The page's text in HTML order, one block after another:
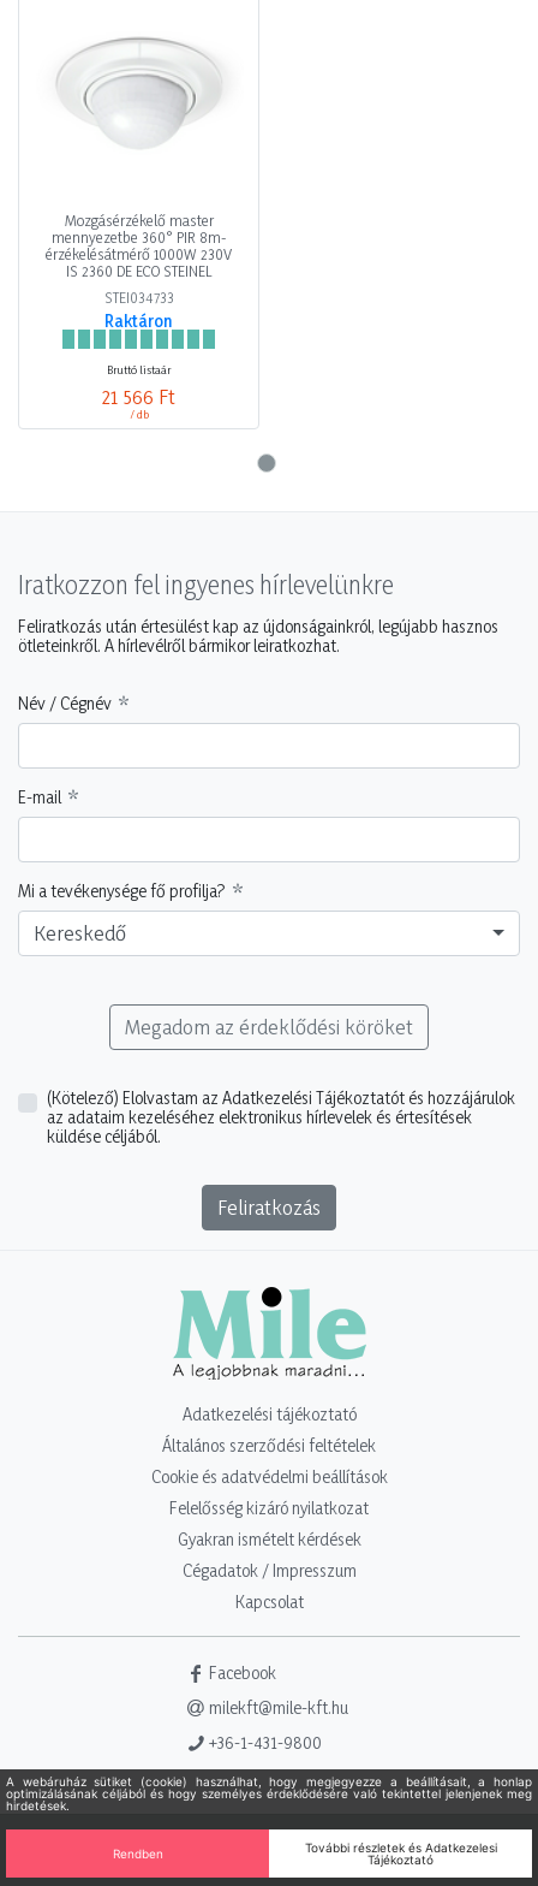
Mozgásérzékelő master
mennyezetbe 360° PIR 8m-
érzékelésátmérő 1000W 230V
IS 2360 DE ECO STEINEL
STEI034733
Raktáron
Bruttó listaár
21 566 Ft
/ db
Iratkozzon fel ingyenes hírlevelünkre
Feliratkozás után értesülést kap az újdonságainkról, legújabb hasznos
ötleteinkről. A hírlevélről bármikor leiratkozhat.
Név / Cégnév
E-mail
Mi a tevékenysége fő profilja?
Kereskedő
Megadom az érdeklődési köröket
(Kötelező) Elolvastam az Adatkezelési Tájékoztatót és hozzájárulok
az adataim kezeléséhez elektronikus hírlevelek és értesítések
küldése céljából.
Feliratkozás
Adatkezelési tájékoztató
Általános szerződési feltételek
Cookie és adatvédelmi beállítások
Felelősség kizáró nyilatkozat
Gyakran ismételt kérdések
Cégadatok / Impresszum
Kapcsolat
Facebook
milekft@mile-kft.hu
+36-1-431-9800
Copyright 2021 - 2026. Mile Kft. Minden jog fenntartva!Powered